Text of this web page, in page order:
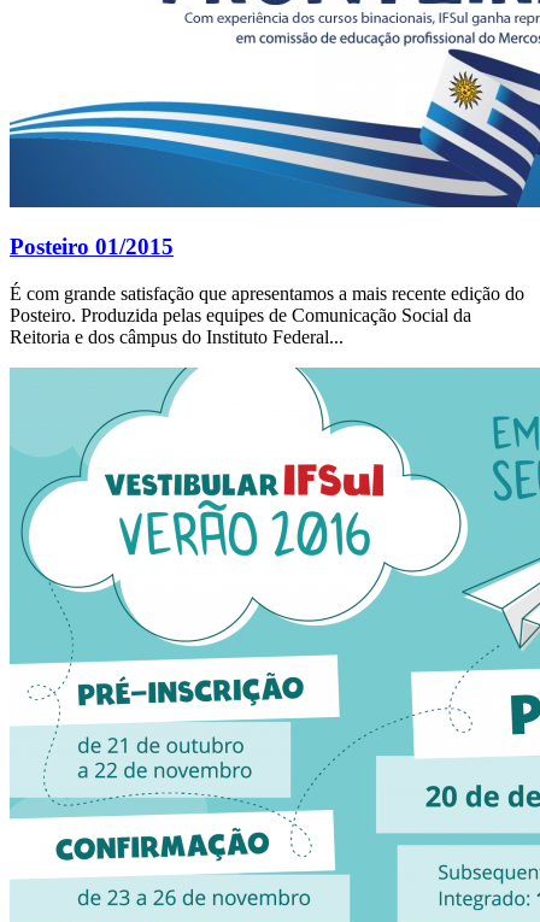
Posteiro 01/2015
É com grande satisfação que apresentamos a mais recente edição do
Posteiro. Produzida pelas equipes de Comunicação Social da
Reitoria e dos câmpus do Instituto Federal...